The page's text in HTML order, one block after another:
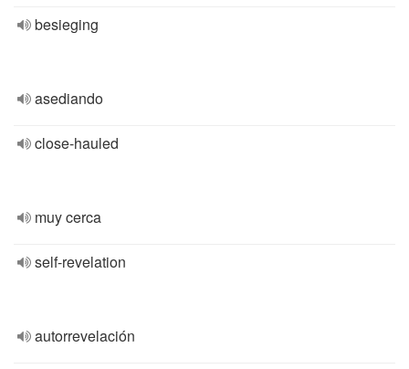
besieging
asediando
close-hauled
muy cerca
self-revelation
autorrevelación